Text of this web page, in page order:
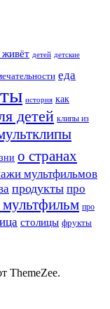
живёт детей детские
еда
история как
детей клипы из
о странах
мультфильмов
продукты про
про
столицы фрукты
ThemeZee.